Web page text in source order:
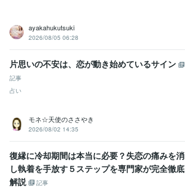
ayakahukutsuki
2026/08/05 06:28
片思いの不安は、恋が動き始めているサイン
記事
占い
モネ☆天使のささやき
2026/08/02 14:35
復縁に冷却期間は本当に必要？失恋の痛みを消
し執着を手放す５ステップを専門家が完全徹底
解説
記事